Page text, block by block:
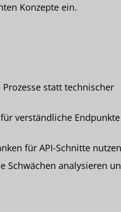
Konzepte ein.
statt technischer
verständliche
für API-Schnitte
Schwächen analysieren